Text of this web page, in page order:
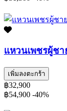
แหวนเพชรผู้ชา
เพิ่มลงตะกร้า
฿32,900
฿54,900 -40%